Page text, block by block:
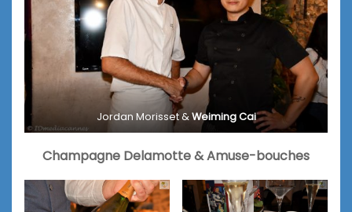
Jordan Morisset &Weiming Cai
Champagne Delamotte & Amuse-bouches